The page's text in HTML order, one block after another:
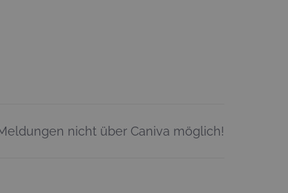
nicht über Caniva möglich!